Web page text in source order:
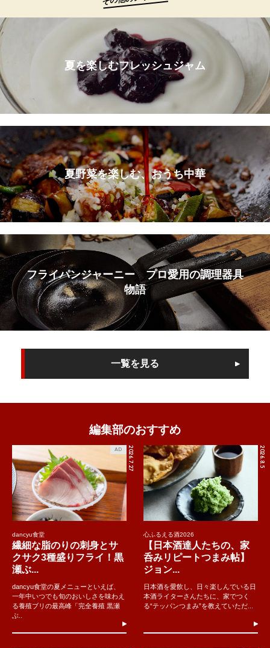
夏を楽しむフレッシュジャム
夏野菜を楽しむ、おうち中華
フライパンジャーニー プロ愛用の調理器具
物語
一覧を見る
編集部のおすすめ
2026.7.27
AD
dancyu食堂
繊細な脂のりの刺身とサ
クサク3種盛りフライ！黒
瀬ぶ...
dancyu食堂の夏メニューといえば、
一年中いつでも旬のおいしさを味わえ
る養殖ブリの最高峰「完全養殖 黒瀬
ぶ..
2026.8.5
心ふるえる酒2026
【日本酒達人たちの、家
呑みリピートつまみ帖】
ジョン...
日本酒を愛飲し、日々楽しんでいる日
本酒ライターさんたちに、家でつく
る“テッパンつまみ”を教えていただ...